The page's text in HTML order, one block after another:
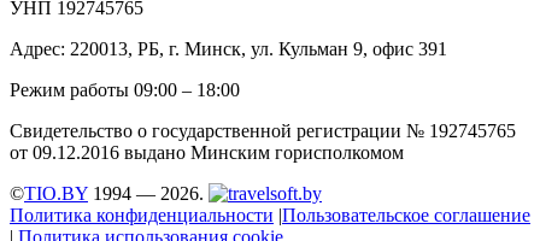
УНП 192745765
Адрес: 220013, РБ, г. Минск, ул. Кульман 9, офис 391
Режим работы 09:00 – 18:00
Свидетельство о государственной регистрации № 192745765
от 09.12.2016 выдано Минским горисполкомом
©TIO.BY 1994 — 2026.
Политика конфиденциальности |Пользовательское соглашение
| Политика использования cookie